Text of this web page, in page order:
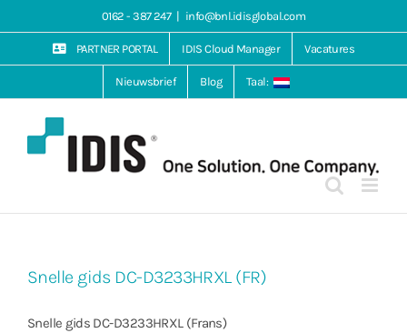
naar
0162 - 387 247 | info@bnl.idisglobal.com
PARTNER PORTAL IDIS Cloud Manager Vacatures
Nieuwsbrief Blog Taal:
Snelle gids DC-D3233HRXL (FR)
Snelle gids DC-D3233HRXL (Frans)